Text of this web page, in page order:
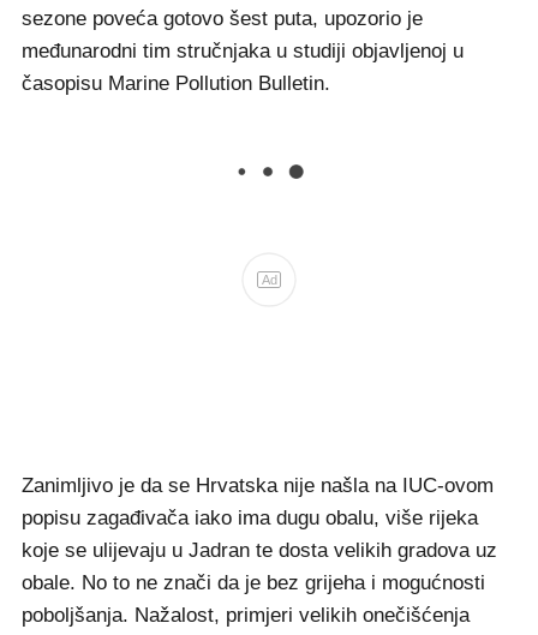
sezone poveća gotovo šest puta, upozorio je
međunarodni tim stručnjaka u studiji objavljenoj u
časopisu Marine Pollution Bulletin.
Ad
Zanimljivo je da se Hrvatska nije našla na IUC-ovom
popisu zagađivača iako ima dugu obalu, više rijeka
koje se ulijevaju u Jadran te dosta velikih gradova uz
obale. No to ne znači da je bez grijeha i mogućnosti
poboljšanja. Nažalost, primjeri velikih onečišćenja